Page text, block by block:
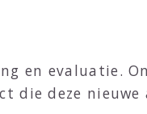
en evaluatie.
deze nieuwe